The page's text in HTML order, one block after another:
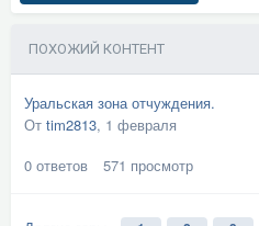
ПОХОЖИЙ КОНТЕНТ
Уральская зона отчуждения.
От tim2813, 1 февраля
0 ответов 571 просмотр